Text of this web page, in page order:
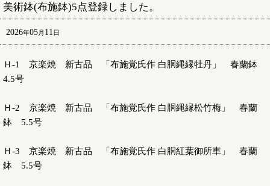
美術鉢(布施鉢)5点登録しました。
2026年05月 11 日
Ｈ-1 京楽焼 新古品 「布施覚氏作 白胴縄縁牡丹」 春蘭鉢
4.5号
Ｈ-2 京楽焼 新古品 「布施覚氏作 白胴縄縁松竹梅」 春蘭
鉢 5.5号
Ｈ-3 京楽焼 新古品 「布施覚氏作 白胴紅葉御所車」 春蘭
鉢 5.5号